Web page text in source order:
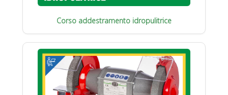
Corso addestramento idropulitrice